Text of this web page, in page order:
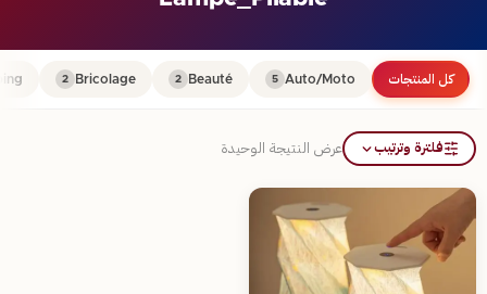
كل المنتجات Auto/Moto
5
Beauté
2
Bricolage
2
فلترة وترتيب عرض النتيجة الوحيدة